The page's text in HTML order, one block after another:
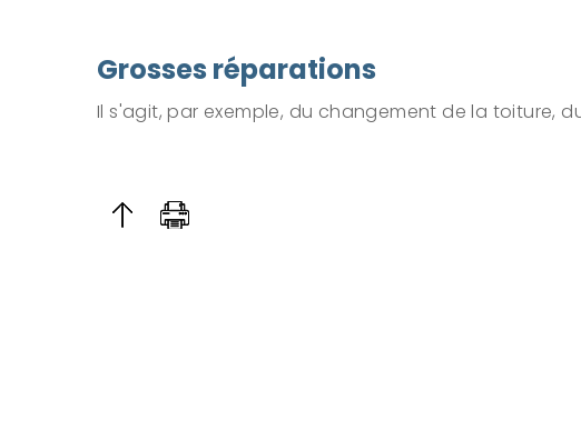
Grosses réparations
Il s'agit, par exemple, du changement de la toiture,